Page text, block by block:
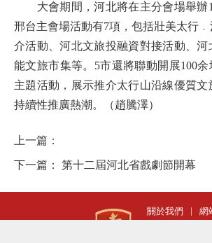
大會期間，河北將在主分會場舉辦
邢台主會場活動有7項，包括壯美太行
介活動、河北文旅投融資對接活動、
能文旅市集等。5市還將聯動開展100
主題活動，展示推介太行山沿線優質
持續性推廣熱潮。（趙騰澤）
上一篇：
下一篇： 第十二屆河北省戲劇節開幕